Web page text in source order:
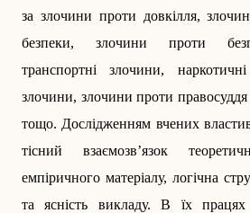
за злочини проти довкілля,
безпеки, злочини проти
транспортні злочини,
злочини, злочини проти правосуддя
тощо. Дослідженням вчених
тісний взаємозв’язок
емпіричного матеріалу, логічна
та ясність викладу. В їх